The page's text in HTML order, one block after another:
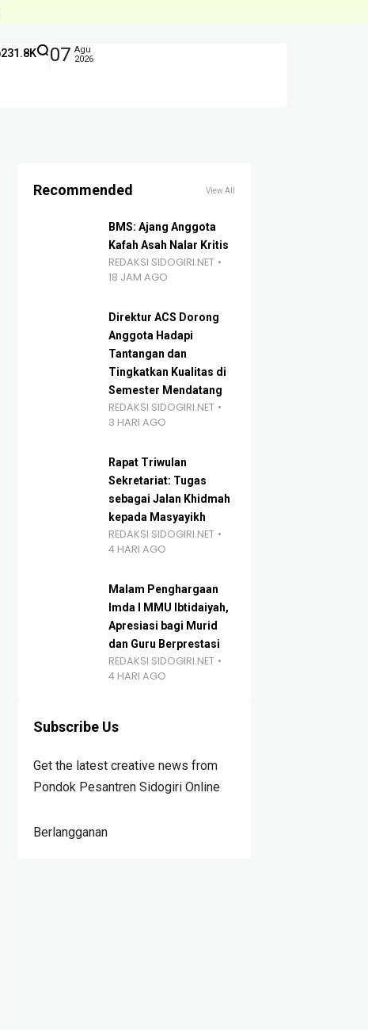
231.8K 07 Agu
2026
Recommended View All
BMS: Ajang Anggota
Kafah Asah Nalar Kritis
REDAKSI SIDOGIRI.NET
18 JAM AGO
Direktur ACS Dorong
Anggota Hadapi
Tantangan dan
Tingkatkan Kualitas di
Semester Mendatang
REDAKSI SIDOGIRI.NET
3 HARI AGO
Rapat Triwulan
Sekretariat: Tugas
sebagai Jalan Khidmah
kepada Masyayikh
REDAKSI SIDOGIRI.NET
4 HARI AGO
Malam Penghargaan
Imda I MMU Ibtidaiyah,
Apresiasi bagi Murid
dan Guru Berprestasi
REDAKSI SIDOGIRI.NET
4 HARI AGO
Subscribe Us
Get the latest creative news from
Pondok Pesantren Sidogiri Online
Berlangganan